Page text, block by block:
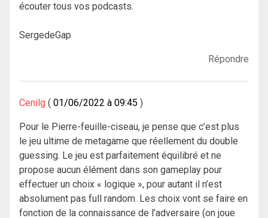
écouter tous vos podcasts.
SergedeGap
Répondre
Cenilg 01/06/2022 à 09:45
Pour le Pierre-feuille-ciseau, je pense que c’est plus
le jeu ultime de metagame que réellement du double
guessing. Le jeu est parfaitement équilibré et ne
propose aucun élément dans son gameplay pour
effectuer un choix « logique », pour autant il n’est
absolument pas full random. Les choix vont se faire en
fonction de la connaissance de l’adversaire (on joue